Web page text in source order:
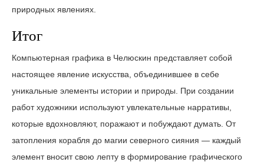
природных явлениях.
Итог
Компьютерная графика в Челюскин представляет собой
настоящее явление искусства, объединившее в себе
уникальные элементы истории и природы. При создании
работ художники используют увлекательные нарративы,
которые вдохновляют, поражают и побуждают думать. От
затопления корабля до магии северного сияния — каждый
элемент вносит свою лепту в формирование графического